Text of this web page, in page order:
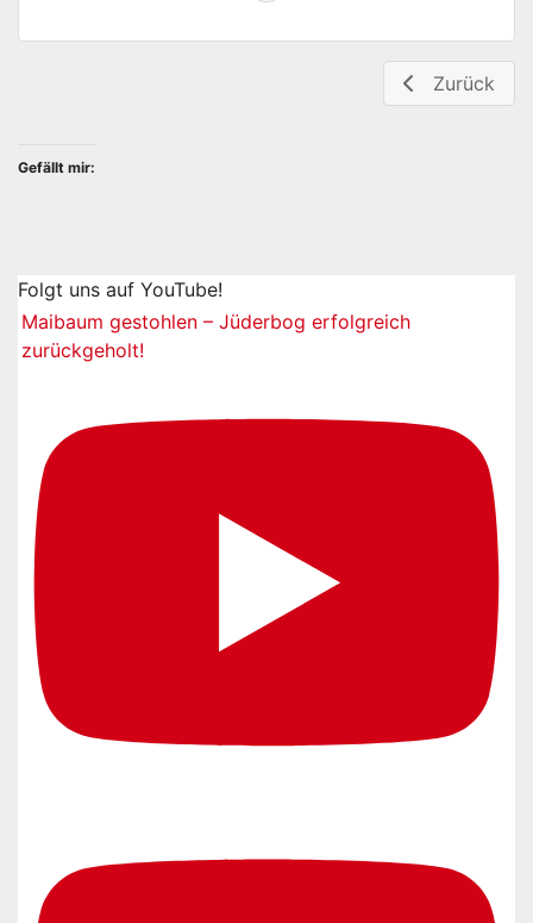
Zurück
Gefällt mir:
Folgt uns auf YouTube!
Maibaum gestohlen – Jüderbog erfolgreich
zurückgeholt!